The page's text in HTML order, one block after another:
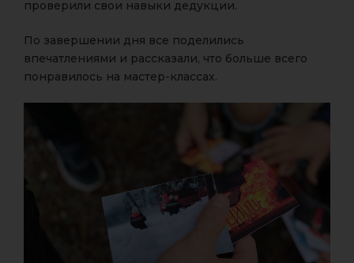
проверили свои навыки дедукции.
По завершении дня все поделились
впечатлениями и рассказали, что больше всего
понравилось на мастер-классах.